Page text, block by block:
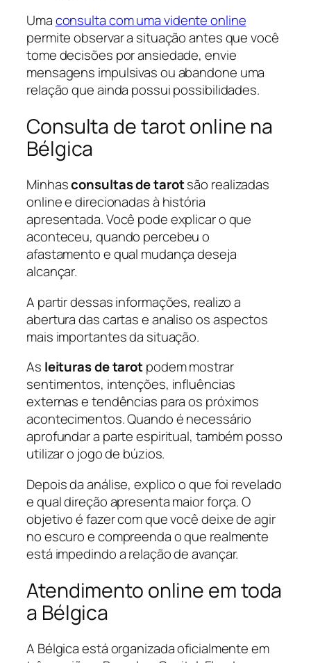
Umaconsulta com uma vidente online
permite observar a situação antes que você
tome decisões por ansiedade, envie
mensagens impulsivas ou abandone uma
relação que ainda possui possibilidades.
Consulta de tarot online na
Bélgica
Minhasconsultas de tarotsão realizadas
online e direcionadas à história
apresentada. Você pode explicar o que
aconteceu, quando percebeu o
afastamento e qual mudança deseja
alcançar.
A partir dessas informações, realizo a
abertura das cartas e analiso os aspectos
mais importantes da situação.
As leituras de tarotpodem mostrar
sentimentos, intenções, influências
externas e tendências para os próximos
acontecimentos. Quando é necessário
aprofundar a parte espiritual, também posso
utilizar o jogo de búzios.
Depois da análise, explico o que foi revelado
e qual direção apresenta maior força. O
objetivo é fazer com que você deixe de agir
no escuro e compreenda o que realmente
está impedindo a relação de avançar.
Atendimento online em toda
a Bélgica
A Bélgica está organizada oficialmente em